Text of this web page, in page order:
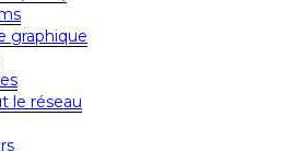
graphique
le réseau